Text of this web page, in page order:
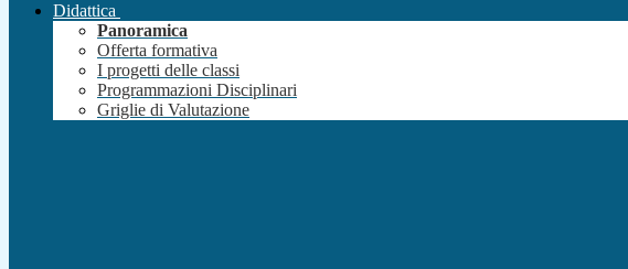
Didattica
Panoramica
Offerta formativa
I progetti delle classi
Programmazioni Disciplinari
Griglie di Valutazione